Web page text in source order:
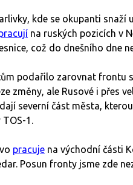
kde se okupanti snaží
na ruských pozicích v
což do dnešního dne
podařilo zarovnat frontu
změny, ale Rusové i přes
severní část města,
1.
pracuje na východní části
Posun fronty jsme zde